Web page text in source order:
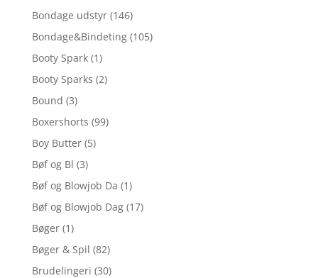
Bondage udstyr (146)
Bondage&Bindeting (105)
Booty Spark (1)
Booty Sparks (2)
Bound (3)
Boxershorts (99)
Boy Butter (5)
Bøf og Bl (3)
Bøf og Blowjob Da (1)
Bøf og Blowjob Dag (17)
Bøger (1)
Bøger & Spil (82)
Brudelingeri (30)